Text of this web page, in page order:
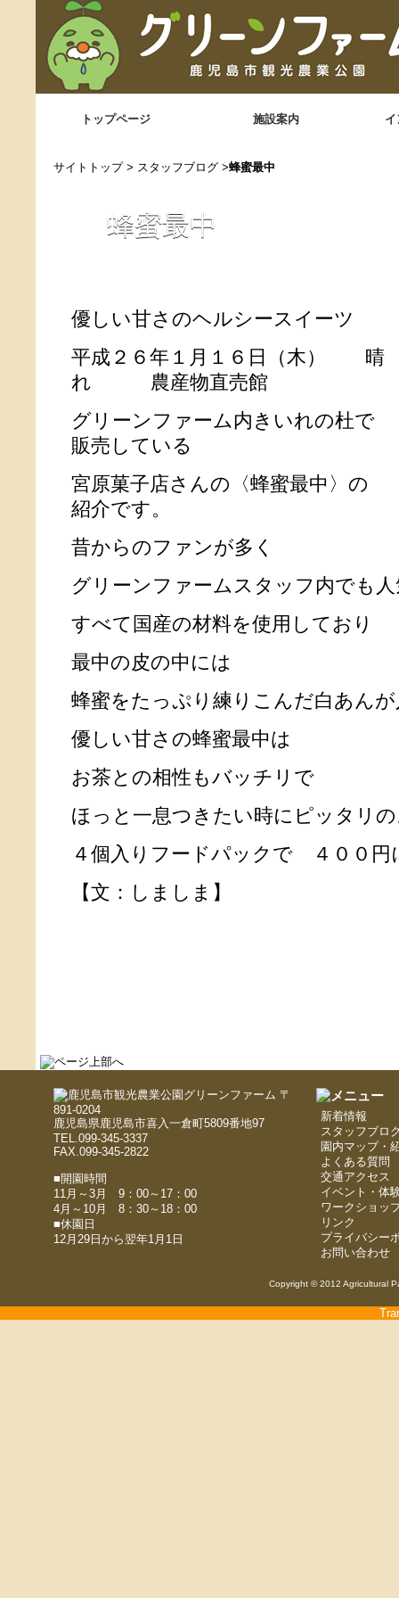
トップページ 施設案内
サイトトップ> スタッフブログ >蜂蜜最中
蜂蜜最中
優しい甘さのヘルシースイーツ
平成２６年１月１６日（木） 晴
れ 農産物直売館
グリーンファーム内きいれの杜で
販売している
宮原菓子店さんの〈蜂蜜最中〉の
紹介です。
昔からのファンが多く
グリーンファームスタッフ内でも
すべて国産の材料を使用しており
最中の皮の中には
蜂蜜をたっぷり練りこんだ白あん
優しい甘さの蜂蜜最中は
お茶との相性もバッチリで
ほっと一息つきたい時にピッタリ
４個入りフードパックで ４００円
【文：しましま】
〒
891-0204
鹿児島県鹿児島市喜入一倉町5809番地97
TEL.099-345-3337
FAX.099-345-2822
■開園時間
11月～3月 9：00～17：00
4月～10月 8：30～18：00
■休園日
12月29日から翌年1月1日
新着情報
スタッフブロ
園内マップ・
よくある質問
交通アクセス
イベント・体
ワークショッ
リンク
プライバシー
お問い合わせ
Copyright © 2012 Agricultural